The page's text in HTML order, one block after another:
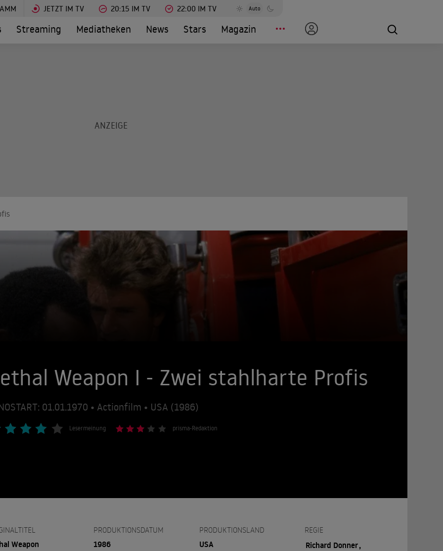
JETZT IM TV 20:15 IM TV 22:00 IM TV Auto
Streaming Mediatheken News Stars Magazin
Weapon I - Zwei stahlharte Profis
01.01.1970 • Actionfilm • USA (1986)
Lesermeinung prisma-Redaktion
Weapon
PRODUKTIONSDATUM
1986
PRODUKTIONSLAND
USA
REGIE
Richard Donner,